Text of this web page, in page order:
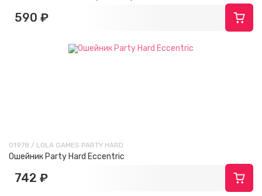
590 ₽
01978 / LOLA GAMES PARTY HARD
Ошейник Party Hard Eccentric
742 ₽